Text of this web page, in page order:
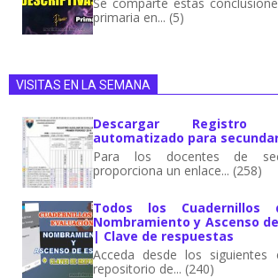
primaria en... (5)
VISITAS EN LA SEMANA
Descargar Registro
automatizado para
Para los docentes de
proporciona un enlace... (258)
Todos los Cuadernillos
Nombramiento y Ascenso
| Clave de respuestas
Acceda desde los
repositorio de... (240)